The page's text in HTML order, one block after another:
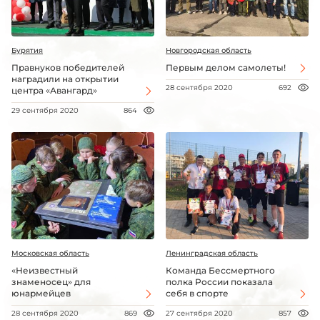
Бурятия
Правнуков победителей
наградили на открытии
центра «Авангард»
29 сентября 2020 864
Новгородская область
Первым делом самолеты!
28 сентября 2020 692
Московская область
«Неизвестный
знаменосец» для
юнармейцев
28 сентября 2020 869
Ленинградская область
Команда Бессмертного
полка России показала
себя в спорте
27 сентября 2020 857